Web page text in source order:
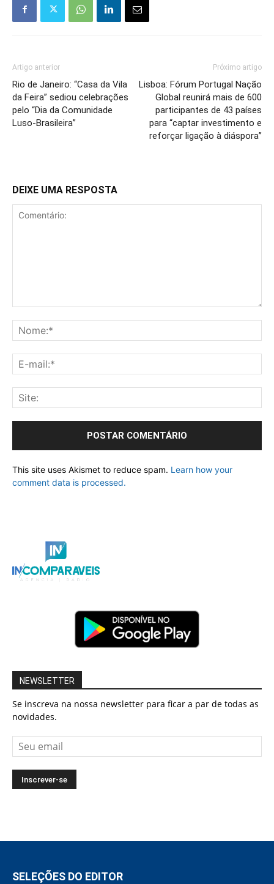
Artigo anterior
Rio de Janeiro: “Casa da Vila
da Feira” sediou celebrações
pelo “Dia da Comunidade
Luso-Brasileira”
Próximo artigo
Lisboa: Fórum Portugal Nação
Global reunirá mais de 600
participantes de 43 países
para “captar investimento e
reforçar ligação à diáspora”
DEIXE UMA RESPOSTA
This site uses Akismet to reduce spam. Learn how your
comment data is processed.
NEWSLETTER
Se inscreva na nossa newsletter para ficar a par de todas as
novidades.
SELEÇÕES DO EDITOR